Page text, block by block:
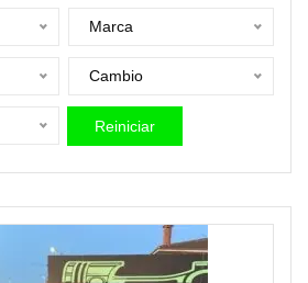
Marca
Cambio
Reiniciar